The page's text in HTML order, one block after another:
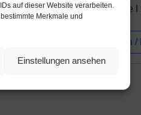
auf dieser Website verarbeiten.
Merkmale und
Einstellungen ansehen
cm
Handschlaufe I
Führleine I
Amazon